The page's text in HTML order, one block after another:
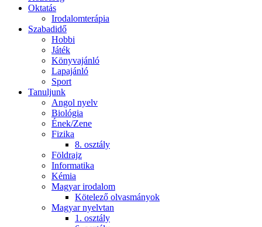
Oktatás
Irodalomterápia
Szabadidő
Hobbi
Játék
Könyvajánló
Lapajánló
Sport
Tanuljunk
Angol nyelv
Biológia
Ének/Zene
Fizika
8. osztály
Földrajz
Informatika
Kémia
Magyar irodalom
Kötelező olvasmányok
Magyar nyelvtan
1. osztály